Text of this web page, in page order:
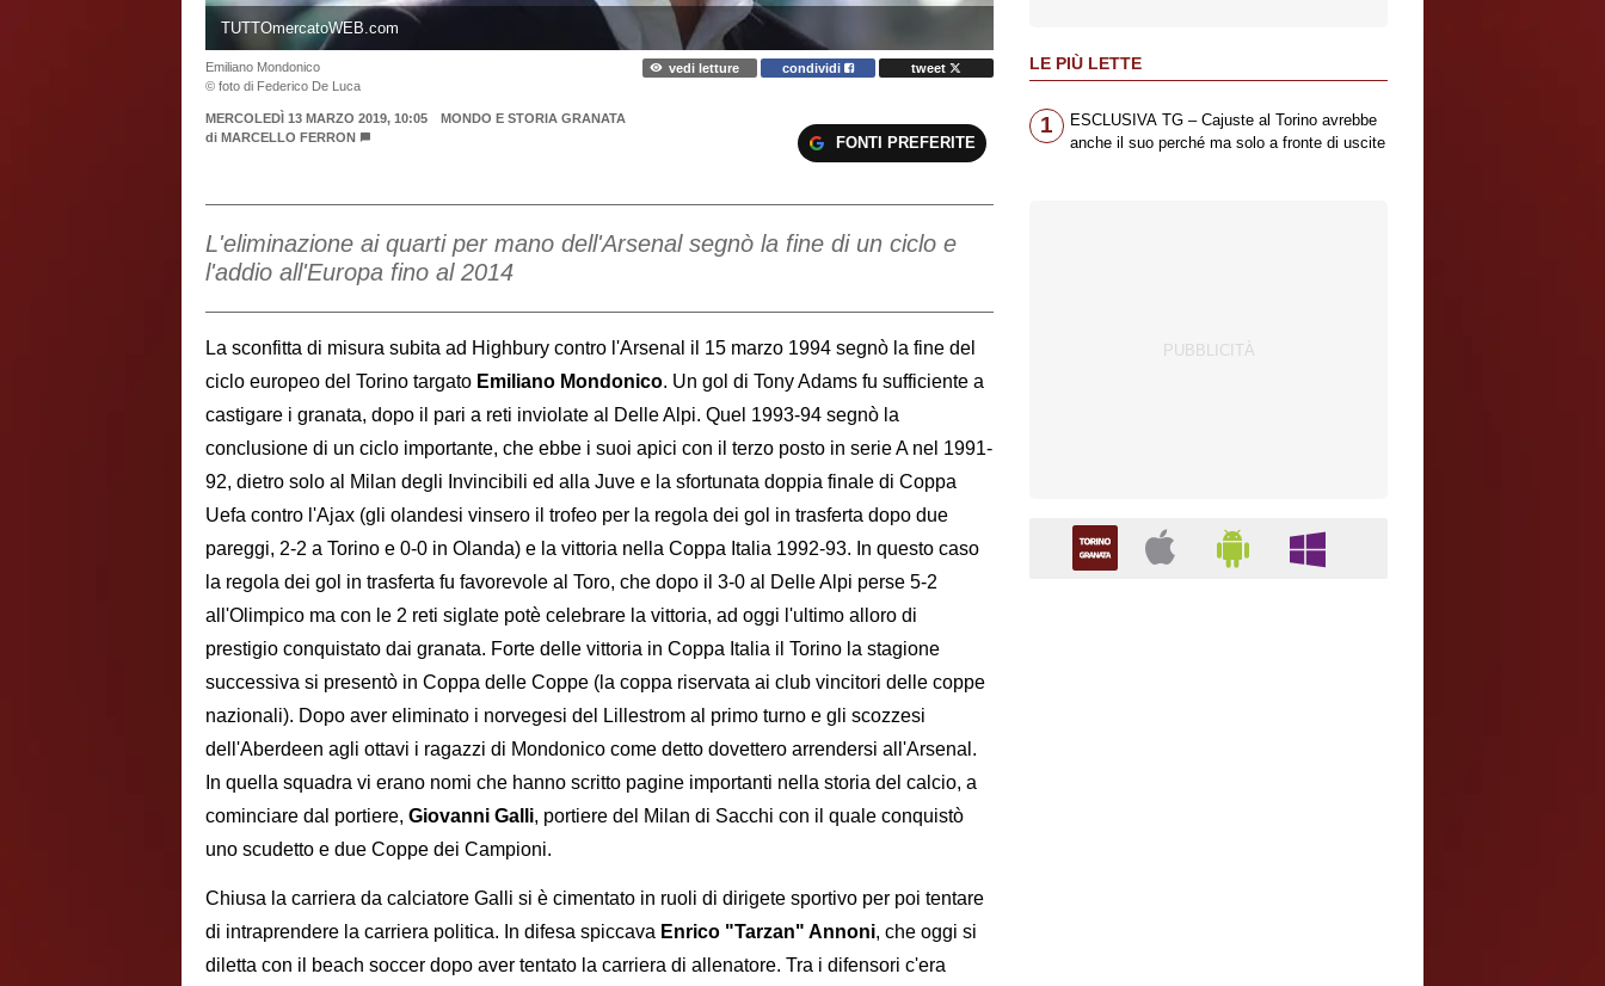
TUTTOmercatoWEB.com
Emiliano Mondonico
© foto di Federico De Luca
vedi letture condividi tweet
MERCOLEDÌ 13 MARZO 2019, 10:05
MONDO E STORIA GRANATA
di MARCELLO FERRON FONTI PREFERITE
L'eliminazione ai quarti per mano dell'Arsenal segnò la fine di un ciclo e
l'addio all'Europa fino al 2014
La sconfitta di misura subita ad Highbury contro l'Arsenal il 15 marzo 1994 segnò la fine del
ciclo europeo del Torino targato Emiliano Mondonico. Un gol di Tony Adams fu sufficiente a
castigare i granata, dopo il pari a reti inviolate al Delle Alpi. Quel 1993-94 segnò la
conclusione di un ciclo importante, che ebbe i suoi apici con il terzo posto in serie A nel 1991-
92, dietro solo al Milan degli Invincibili ed alla Juve e la sfortunata doppia finale di Coppa
Uefa contro l'Ajax (gli olandesi vinsero il trofeo per la regola dei gol in trasferta dopo due
pareggi, 2-2 a Torino e 0-0 in Olanda) e la vittoria nella Coppa Italia 1992-93. In questo caso
la regola dei gol in trasferta fu favorevole al Toro, che dopo il 3-0 al Delle Alpi perse 5-2
all'Olimpico ma con le 2 reti siglate potè celebrare la vittoria, ad oggi l'ultimo alloro di
prestigio conquistato dai granata. Forte delle vittoria in Coppa Italia il Torino la stagione
successiva si presentò in Coppa delle Coppe (la coppa riservata ai club vincitori delle coppe
nazionali). Dopo aver eliminato i norvegesi del Lillestrom al primo turno e gli scozzesi
dell'Aberdeen agli ottavi i ragazzi di Mondonico come detto dovettero arrendersi all'Arsenal.
In quella squadra vi erano nomi che hanno scritto pagine importanti nella storia del calcio, a
cominciare dal portiere, Giovanni Galli, portiere del Milan di Sacchi con il quale conquistò
uno scudetto e due Coppe dei Campioni.
Chiusa la carriera da calciatore Galli si è cimentato in ruoli di dirigete sportivo per poi tentare
di intraprendere la carriera politica. In difesa spiccava Enrico "Tarzan" Annoni, che oggi si
diletta con il beach soccer dopo aver tentato la carriera di allenatore. Tra i difensori c'era
LE PIÙ LETTE
1
ESCLUSIVA TG – Cajuste al Torino avrebbe
anche il suo perché ma solo a fronte di uscite